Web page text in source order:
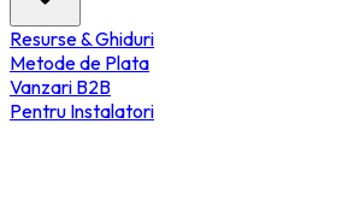
Resurse & Ghiduri
Metode de Plata
Vanzari B2B
Pentru Instalatori